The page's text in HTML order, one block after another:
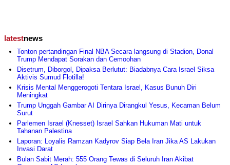
latestnews
Tonton pertandingan Final NBA Secara langsung di Stadion, Donal
Trump Mendapat Sorakan dan Cemoohan
Disetrum, Diborgol, Dipaksa Berlutut: Biadabnya Cara Israel Siksa
Aktivis Sumud Flotilla!
Krisis Mental Menggerogoti Tentara Israel, Kasus Bunuh Diri
Meningkat
Trump Unggah Gambar AI Dirinya Dirangkul Yesus, Kecaman Belum
Surut
Parlemen Israel (Knesset) Israel Sahkan Hukuman Mati untuk
Tahanan Palestina
Laporan: Loyalis Ramzan Kadyrov Siap Bela Iran Jika AS Lakukan
Invasi Darat
Bulan Sabit Merah: 555 Orang Tewas di Seluruh Iran Akibat